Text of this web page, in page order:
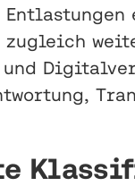
zugleich